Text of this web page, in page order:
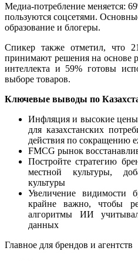
Медиа-потребление меняется:
пользуются соцсетями.
образование и блогеры.
Спикер также отметил, что
принимают решения на основе
интеллекта и 59% готовы
выборе товаров.
Ключевые выводы по
Инфляция и высокие цены
для казахстанских
действия по сокращению
FMCG рынок
Постройте стратегию
местной культуры,
культуры
Увеличение видимости
крайне важно, чтобы
алгоритмы ИИ
данных
Главное для брендов и агентств